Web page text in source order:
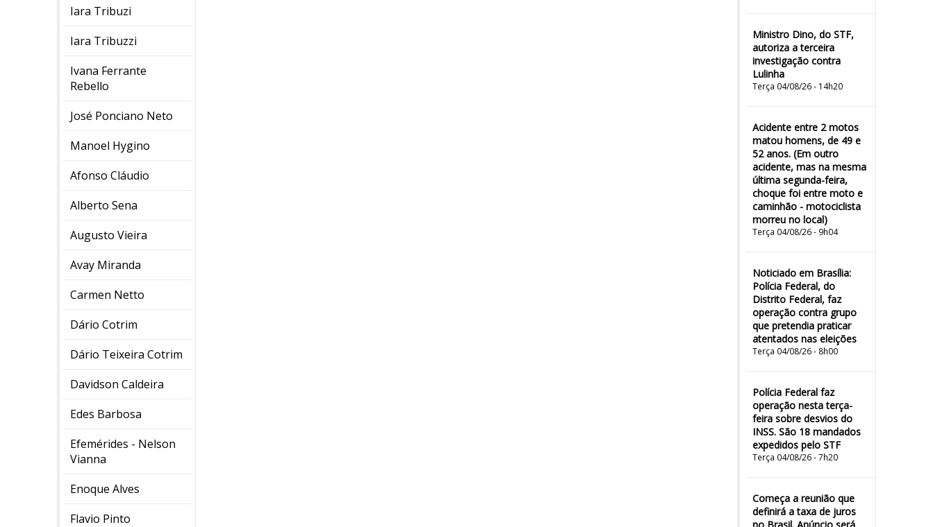
Iara Tribuzi
Iara Tribuzzi
Ivana Ferrante
Rebello
José Ponciano Neto
Manoel Hygino
Afonso Cláudio
Alberto Sena
Augusto Vieira
Avay Miranda
Carmen Netto
Dário Cotrim
Dário Teixeira Cotrim
Davidson Caldeira
Edes Barbosa
Efemérides - Nelson
Vianna
Enoque Alves
Flavio Pinto
Ministro Dino, do STF,
autoriza a terceira
investigação contra
Lulinha
Terça 04/08/26 - 14h20
Acidente entre 2 motos
matou homens, de 49 e
52 anos. (Em outro
acidente, mas na mesma
última segunda-feira,
choque foi entre moto e
caminhão - motociclista
morreu no local)
Terça 04/08/26 - 9h04
Noticiado em Brasília:
Polícia Federal, do
Distrito Federal, faz
operação contra grupo
que pretendia praticar
atentados nas eleições
Terça 04/08/26 - 8h00
Polícia Federal faz
operação nesta terça-
feira sobre desvios do
INSS. São 18 mandados
expedidos pelo STF
Terça 04/08/26 - 7h20
Começa a reunião que
definirá a taxa de juros